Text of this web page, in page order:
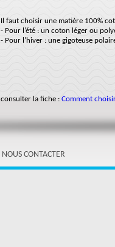
Il faut choisir une matière 100%
- Pour l’été : un coton léger ou
- Pour l’hiver : une gigoteuse
consulter la fiche : Comment
NOUS CONTACTER